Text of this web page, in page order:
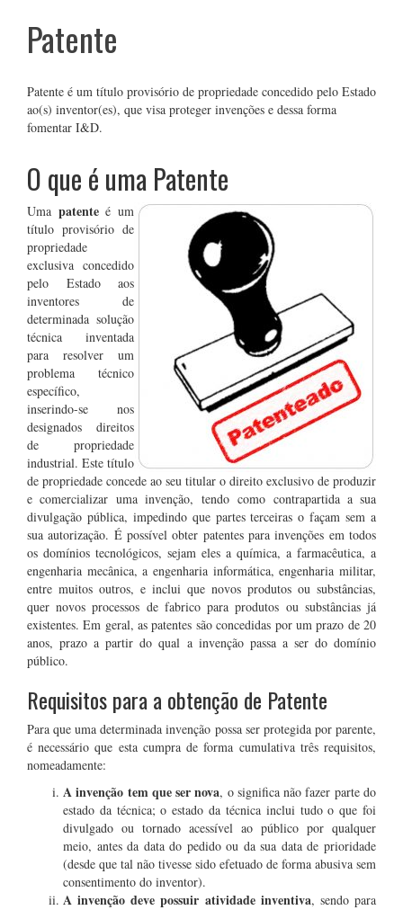
Patente
Patente é um título provisório de propriedade concedido pelo Estado
ao(s) inventor(es), que visa proteger invenções e dessa forma
fomentar I&D.
O que é uma Patente
Uma patenteé um
título provisório de
propriedade
exclusiva concedido
pelo Estado aos
inventores de
determinada solução
técnica inventada
para resolver um
problema técnico
específico,
inserindo-se nos
designados direitos
de propriedade
industrial. Este título
de propriedade concede ao seu titular o direito exclusivo de produzir
e comercializar uma invenção, tendo como contrapartida a sua
divulgação pública, impedindo que partes terceiras o façam sem a
sua autorização. É possível obter patentes para invenções em todos
os domínios tecnológicos, sejam eles a química, a farmacêutica, a
engenharia mecânica, a engenharia informática, engenharia militar,
entre muitos outros, e inclui que novos produtos ou substâncias,
quer novos processos de fabrico para produtos ou substâncias já
existentes. Em geral, as patentes são concedidas por um prazo de 20
anos, prazo a partir do qual a invenção passa a ser do domínio
público.
Requisitos para a obtenção de Patente
Para que uma determinada invenção possa ser protegida por parente,
é necessário que esta cumpra de forma cumulativa três requisitos,
nomeadamente:
A invenção tem que ser nova, o significa não fazer parte do
estado da técnica; o estado da técnica inclui tudo o que foi
divulgado ou tornado acessível ao público por qualquer
meio, antes da data do pedido ou da sua data de prioridade
(desde que tal não tivesse sido efetuado de forma abusiva sem
consentimento do inventor).
A invenção deve possuir atividade inventiva, sendo para